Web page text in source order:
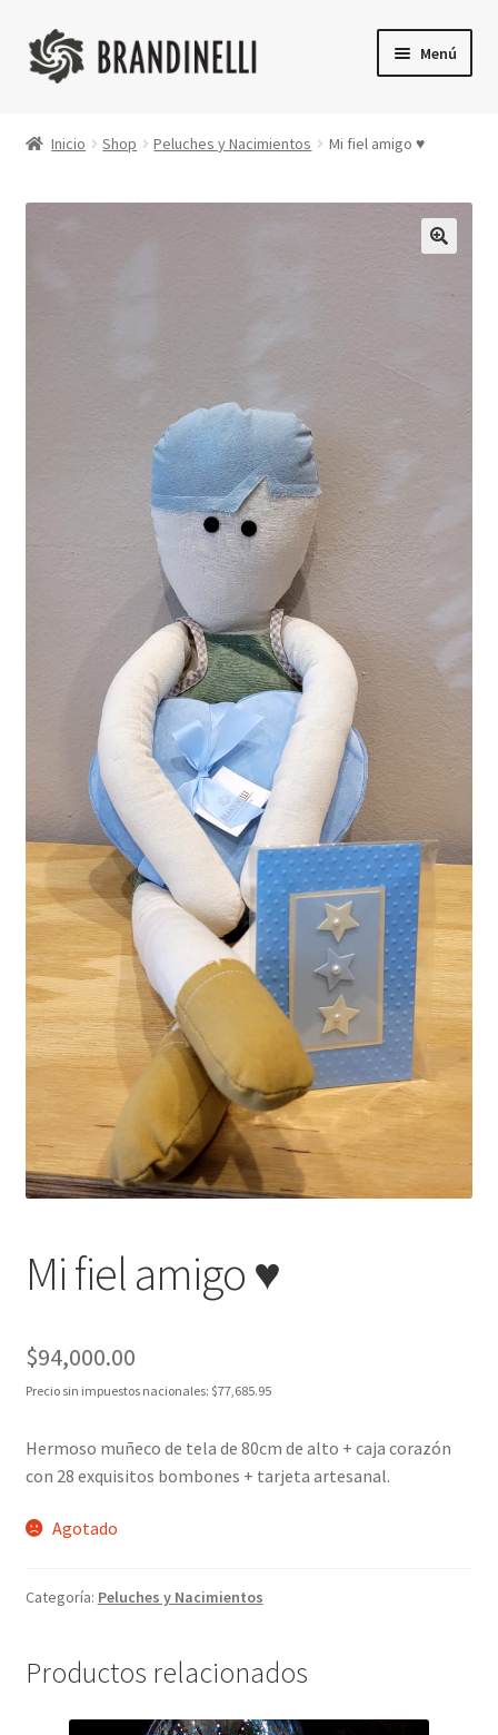
Ir
a
Ir
a
Menú
Inicio Shop Peluches y Nacimientos Mi fiel amigo ♥
Mi fiel amigo ♥
$94,000.00
Precio sin impuestos nacionales: $77,685.95
Hermoso muñeco de tela de 80cm de alto + caja corazón
con 28 exquisitos bombones + tarjeta artesanal.
Agotado
Categoría: Peluches y Nacimientos
Productos relacionados